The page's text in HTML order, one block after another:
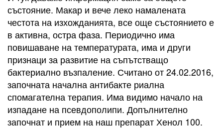
състояние. Макар и вече леко намалената
честота на изхожданията, все още състоянието е
в активна, остра фаза. Периодично има
повишаване на температурата, има и други
признаци за развитие на съпътстващо
бактериално възпаление. Считано от 24.02.2016,
започната начална антибакте риална
спомагателна терапия. Има видимо начало на
изпадане на псевдополипи. Допълнително
започнат и прием на наш препарат Хенол 100.